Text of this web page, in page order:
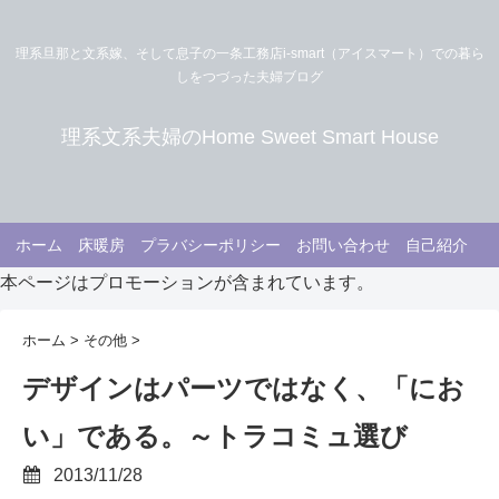
理系旦那と文系嫁、そして息子の一条工務店i-smart（アイスマート）での暮ら
しをつづった夫婦ブログ
理系文系夫婦のHome Sweet Smart House
ホーム 床暖房 プラバシーポリシー お問い合わせ 自己紹介
本ページはプロモーションが含まれています。
ホーム > その他 >
デザインはパーツではなく、「にお
い」である。～トラコミュ選び
2013/11/28